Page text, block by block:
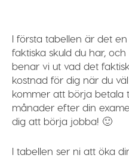
I första tabellen är det
faktiska skuld du har,
benar vi ut vad det
kostnad för dig när du
kommer att börja betala
månader efter din
dig att börja jobba! 🙂
I tabellen ser ni att öka